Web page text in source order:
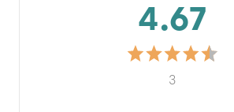
4.67
3